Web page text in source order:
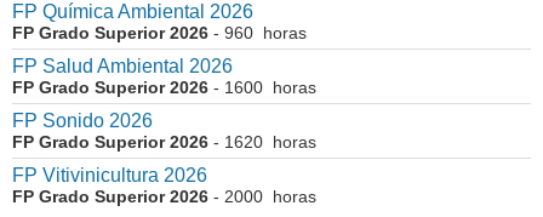
FP Química Ambiental 2026
FP Grado Superior 2026 - 960 horas
FP Salud Ambiental 2026
FP Grado Superior 2026 - 1600 horas
FP Sonido 2026
FP Grado Superior 2026 - 1620 horas
FP Vitivinicultura 2026
FP Grado Superior 2026 - 2000 horas